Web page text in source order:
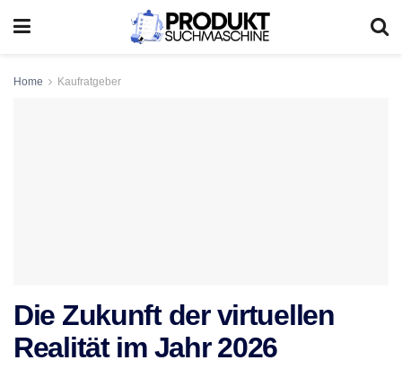
Home Kaufratgeber
Die Zukunft der virtuellen
Realität im Jahr 2026